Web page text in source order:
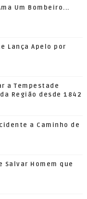
Um Bombeiro...
Lança Apelo por
a Tempestade
Região desde 1842
a Caminho de
Salvar Homem que